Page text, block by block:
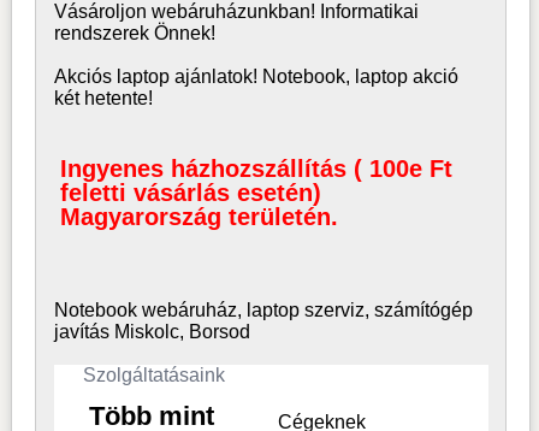
Vásároljonwebáruházunkban! Informatikai
rendszerek Önnek!
Akciós laptop ajánlatok! Notebook, laptop akció
két hetente!
Ingyenes házhozszállítás ( 100e Ft
feletti vásárlás esetén)
Magyarország területén.
Notebook webáruház, laptop szerviz, számítógép
javítás Miskolc, Borsod
Szolgáltatásaink
Több mint
Cégeknek